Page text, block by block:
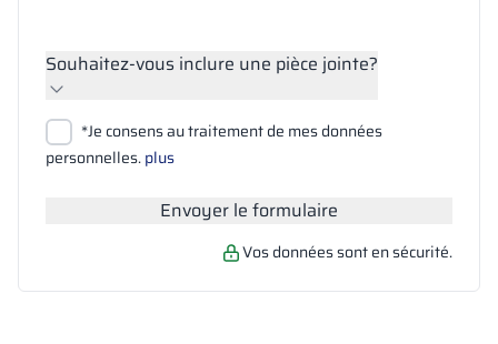
Souhaitez-vous inclure une pièce jointe?
Joindre des fichiers
Rechercher
*Je consens au traitement de mes données
personnelles.plus
Envoyer le formulaire
Vos données sont en sécurité.